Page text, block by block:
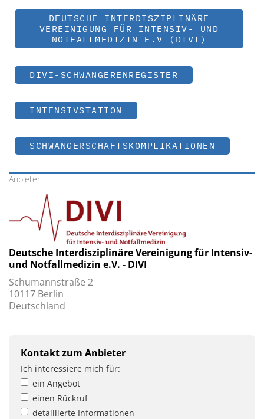
DEUTSCHE INTERDISZIPLINÄRE
VEREINIGUNG FÜR INTENSIV- UND
NOTFALLMEDIZIN E.V (DIVI)
DIVI-SCHWANGERENREGISTER
INTENSIVSTATION
SCHWANGERSCHAFTSKOMPLIKATIONEN
Anbieter
Deutsche Interdisziplinäre Vereinigung für Intensiv-
und Notfallmedizin e.V. - DIVI
Schumannstraße 2
10117 Berlin
Deutschland
Kontakt zum Anbieter
Ich interessiere mich für:
ein Angebot
einen Rückruf
detaillierte Informationen